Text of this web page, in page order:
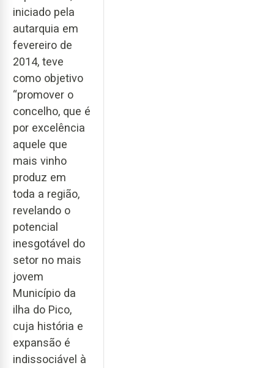
iniciado pela
autarquia em
fevereiro de
2014, teve
como objetivo
“promover o
concelho, que é
por excelência
aquele que
mais vinho
produz em
toda a região,
revelando o
potencial
inesgotável do
setor no mais
jovem
Município da
ilha do Pico,
cuja história e
expansão é
indissociável à